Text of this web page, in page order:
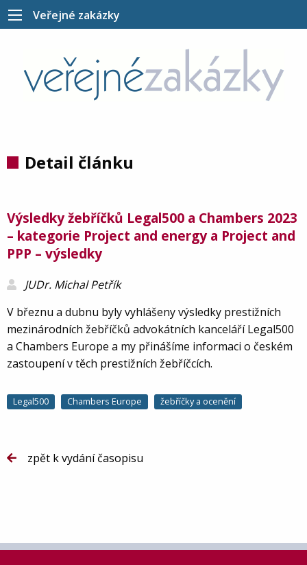
Veřejné zakázky
Detail článku
Výsledky žebříčků Legal500 a Chambers 2023
– kategorie Project and energy a Project and
PPP – výsledky
JUDr. Michal Petřík
V březnu a dubnu byly vyhlášeny výsledky prestižních
mezinárodních žebříčků advokátních kanceláří Legal500
a Chambers Europe a my přinášíme informaci o českém
zastoupení v těch prestižních žebříčcích.
Legal500 Chambers Europe žebříčky a ocenění
zpět k vydání časopisu